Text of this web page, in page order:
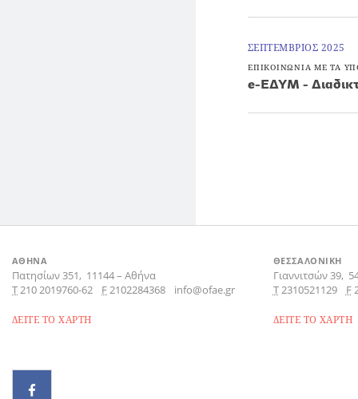
ΣΕΠΤΕΜΒΡΙΟΣ 2025
ΕΠΙΚΟΙΝΩΝΙΑ ΜΕ ΤΑ
e-ΕΔΥΜ -
ΑΘΗΝΑ
Πατησίων 351, 11144– Αθήνα
Τ210 2019760-62 F2102284368 info@ofae.gr
ΔΕΙΤΕ ΤΟ ΧΑΡΤΗ
ΘΕΣΣΑΛΟΝΙΚΗ
Γιαννιτσών 39,
Τ2310521129 F
ΔΕΙΤΕ ΤΟ ΧΑΡΤΗ